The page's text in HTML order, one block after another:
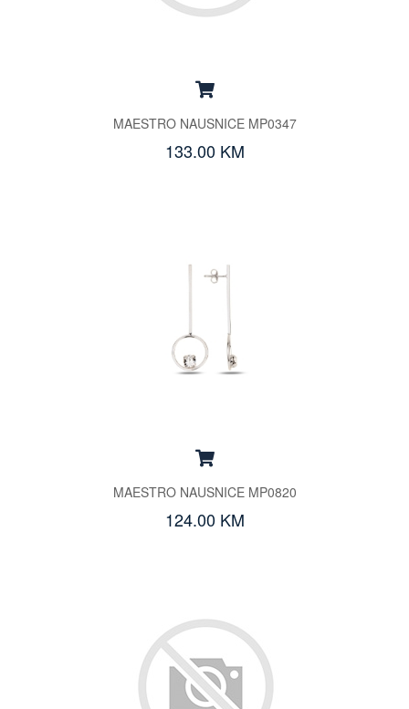
MAESTRO NAUSNICE MP0347
133.00 KM
MAESTRO NAUSNICE MP0820
124.00 KM